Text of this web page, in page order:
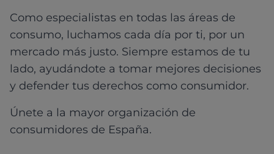
Como especialistas en todas las áreas de
consumo, luchamos cada día por ti, por un
mercado más justo. Siempre estamos de tu
lado, ayudándote a tomar mejores decisiones
y defender tus derechos como consumidor.
Únete a la mayor organización de
consumidores de España.